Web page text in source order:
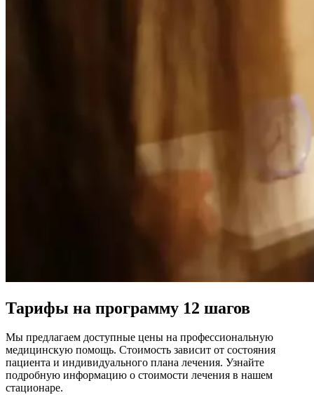
Тарифы на программу 12 шагов
Мы предлагаем доступные цены на профессиональную
медицинскую помощь. Стоимость зависит от состояния
пациента и индивидуального плана лечения. Узнайте
подробную информацию о стоимости лечения в нашем
стационаре.